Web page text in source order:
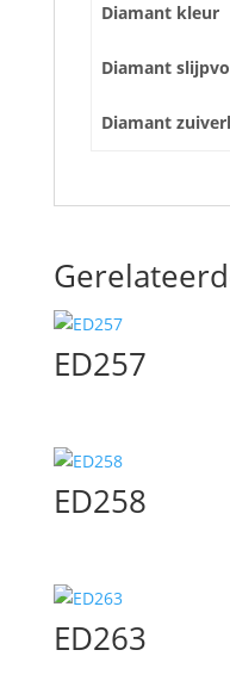
Diamant kleur
Diamant
Diamant
ED257
ED258
ED263